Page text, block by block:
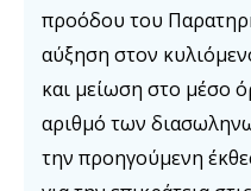
προόδου του
αύξηση στον
και μείωση στο μέσο
αριθμό των
την προηγούμενη